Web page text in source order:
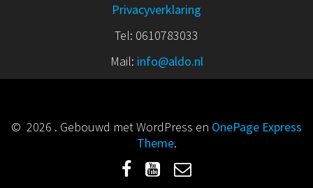
Privacyverklaring
Tel: 0610783033
Mail: info@aldo.nl
© 2026 . Gebouwd met WordPress en OnePage Express
Theme.